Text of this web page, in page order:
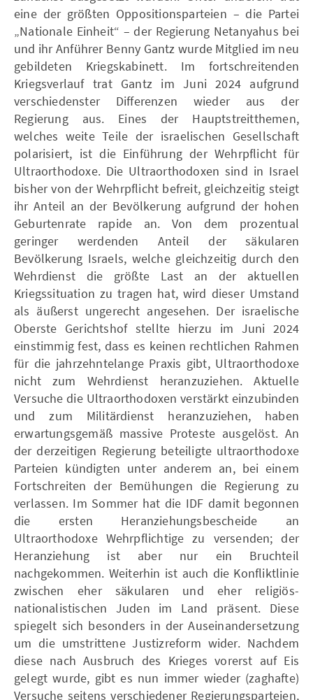
eine der größten Oppositionsparteien – die Partei
„Nationale Einheit“ – der Regierung Netanyahus bei
und ihr Anführer Benny Gantz wurde Mitglied im neu
gebildeten Kriegskabinett. Im fortschreitenden
Kriegsverlauf trat Gantz im Juni 2024 aufgrund
verschiedenster Differenzen wieder aus der
Regierung aus. Eines der Hauptstreitthemen,
welches weite Teile der israelischen Gesellschaft
polarisiert, ist die Einführung der Wehrpflicht für
Ultraorthodoxe. Die Ultraorthodoxen sind in Israel
bisher von der Wehrpflicht befreit, gleichzeitig steigt
ihr Anteil an der Bevölkerung aufgrund der hohen
Geburtenrate rapide an. Von dem prozentual
geringer werdenden Anteil der säkularen
Bevölkerung Israels, welche gleichzeitig durch den
Wehrdienst die größte Last an der aktuellen
Kriegssituation zu tragen hat, wird dieser Umstand
als äußerst ungerecht angesehen. Der israelische
Oberste Gerichtshof stellte hierzu im Juni 2024
einstimmig fest, dass es keinen rechtlichen Rahmen
für die jahrzehntelange Praxis gibt, Ultraorthodoxe
nicht zum Wehrdienst heranzuziehen. Aktuelle
Versuche die Ultraorthodoxen verstärkt einzubinden
und zum Militärdienst heranzuziehen, haben
erwartungsgemäß massive Proteste ausgelöst. An
der derzeitigen Regierung beteiligte ultraorthodoxe
Parteien kündigten unter anderem an, bei einem
Fortschreiten der Bemühungen die Regierung zu
verlassen. Im Sommer hat die IDF damit begonnen
die ersten Heranziehungsbescheide an
Ultraorthodoxe Wehrpflichtige zu versenden; der
Heranziehung ist aber nur ein Bruchteil
nachgekommen. Weiterhin ist auch die Konfliktlinie
zwischen eher säkularen und eher religiös-
nationalistischen Juden im Land präsent. Diese
spiegelt sich besonders in der Auseinandersetzung
um die umstrittene Justizreform wider. Nachdem
diese nach Ausbruch des Krieges vorerst auf Eis
gelegt wurde, gibt es nun immer wieder (zaghafte)
Versuche seitens verschiedener Regierungsparteien,